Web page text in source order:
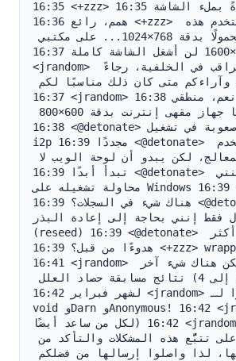
16:35 <+zzz> عادةً بملء الشاشة 16:35 <jrandom>
همم، رائع 16:36 <+zzz> لكن لأني أستخدم هذه
الأيام حاسوبًا محمولًا بدقة 768×1024... على مكتبي
بدقة 1200×1600 لن أشغل الشاشة كاملة 16:37
<jrandom> حسنًا، لكل من يراقب في الخلفية، رجاءً
16:37 <jrandom> هه نعم، منطقي 16:38 * jrandom
16:38 <@detonate> همم، أواجه صعوبة في تشغيل
i2p مجددًا 16:39 <@detonate> يفعل شيئًا ويستخدم
تبدأ أبدًا 16:39 <@detonate> أظن أنه يمكنني
محاولة تشغيله على Windows 16:39 <jrandom> هل
هناك شيء في السجلات؟ 16:39 <@detonate> ليس
فقط إنني بحاجة إلى إعادة البذر
(reseed) 16:39 <@detonate> هل السجلات أكثر
هدوءًا من قبل؟ 16:39 <+zzz> wrapper.log NPE's?
16:41 <jrandom> حسنًا، إن لم يكن هناك شيء آخر
لشهر فبراير 16:42 <jrandom> تهانينا وشكرًا لـ
void وDarn وAnonymous! 16:42 <jrandom> (وطبعًا
لكل من ساعد أيضًا) 16:42 <jrandom> تقارير